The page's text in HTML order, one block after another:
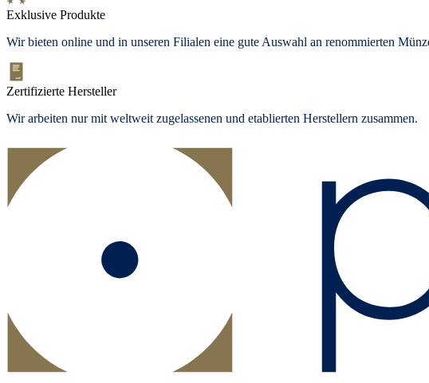
Exklusive Produkte
Wir bieten online und in unseren Filialen eine gute Auswahl an renommierten
Zertifizierte Hersteller
Wir arbeiten nur mit weltweit zugelassenen und etablierten Herstellern zusammen.